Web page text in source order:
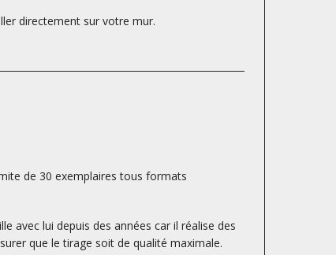
directement sur votre mur.
de 30 exemplaires tous formats
avec lui depuis des années car il réalise des
que le tirage soit de qualité maximale.